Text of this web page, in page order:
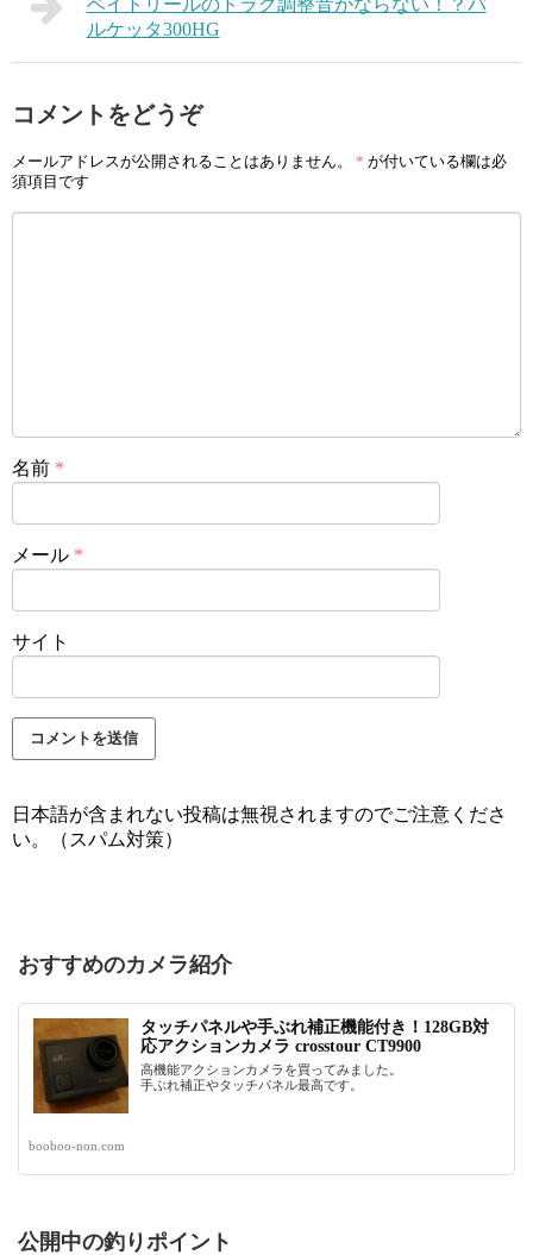
ベイトリールのドラグ調整音がならない！？バ
ルケッタ300HG
コメントをどうぞ
メールアドレスが公開されることはありません。 * が付いている欄は必
須項目です
名前 *
メール *
サイト
日本語が含まれない投稿は無視されますのでご注意くださ
い。（スパム対策）
おすすめのカメラ紹介
タッチパネルや手ぶれ補正機能付き！128GB対
応アクションカメラ crosstour CT9900
高機能アクションカメラを買ってみました。
手ぶれ補正やタッチパネル最高です。
booboo-non.com
公開中の釣りポイント